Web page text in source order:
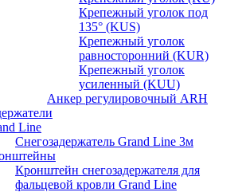
Крепежный уголок под
135° (KUS)
Крепежный уголок
равносторонний (KUR)
Крепежный уголок
усиленный (KUU)
Анкер регулировочный ARH
Line
Снегозадержатель Grand Line 3м
Кронштейн снегозадержателя для
фальцевой кровли Grand Line